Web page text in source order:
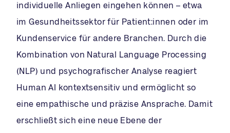
individuelle Anliegen eingehen können – etwa
im Gesundheitssektor für Patient:innen oder im
Kundenservice für andere Branchen. Durch die
Kombination von Natural Language Processing
(NLP) und psychografischer Analyse reagiert
Human AI kontextsensitiv und ermöglicht so
eine empathische und präzise Ansprache. Damit
erschließt sich eine neue Ebene der